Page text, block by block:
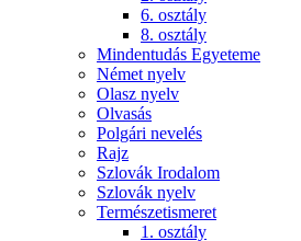
6. osztály
8. osztály
Mindentudás Egyeteme
Német nyelv
Olasz nyelv
Olvasás
Polgári nevelés
Rajz
Szlovák Irodalom
Szlovák nyelv
Természetismeret
1. osztály